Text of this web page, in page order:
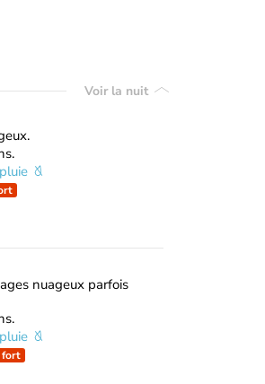
Voir la nuit
nuageux parfois
fort